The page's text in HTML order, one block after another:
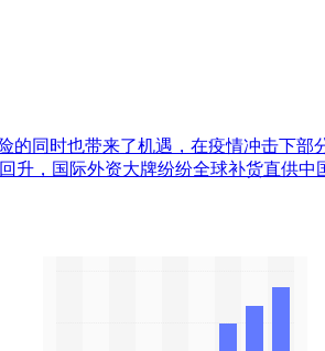
同时也带来了机遇，在疫情冲击下
，国际外资大牌纷纷全球补货直供